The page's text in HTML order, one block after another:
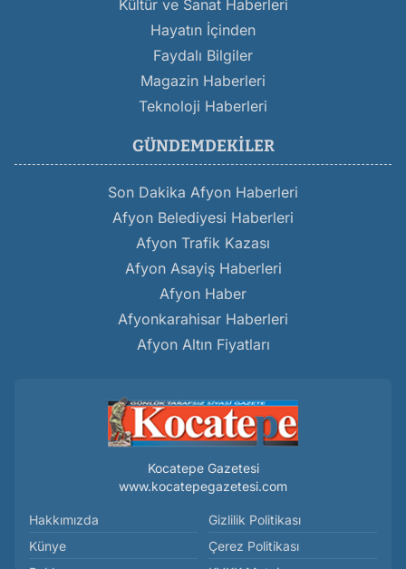
Kültür ve Sanat Haberleri
Hayatın İçinden
Faydalı Bilgiler
Magazin Haberleri
Teknoloji Haberleri
GÜNDEMDEKILER
Son Dakika Afyon Haberleri
Afyon Belediyesi Haberleri
Afyon Trafik Kazası
Afyon Asayiş Haberleri
Afyon Haber
Afyonkarahisar Haberleri
Afyon Altın Fiyatları
Kocatepe Gazetesi
www.kocatepegazetesi.com
Hakkımızda
Künye
Gizlilik Politikası
Çerez Politikası